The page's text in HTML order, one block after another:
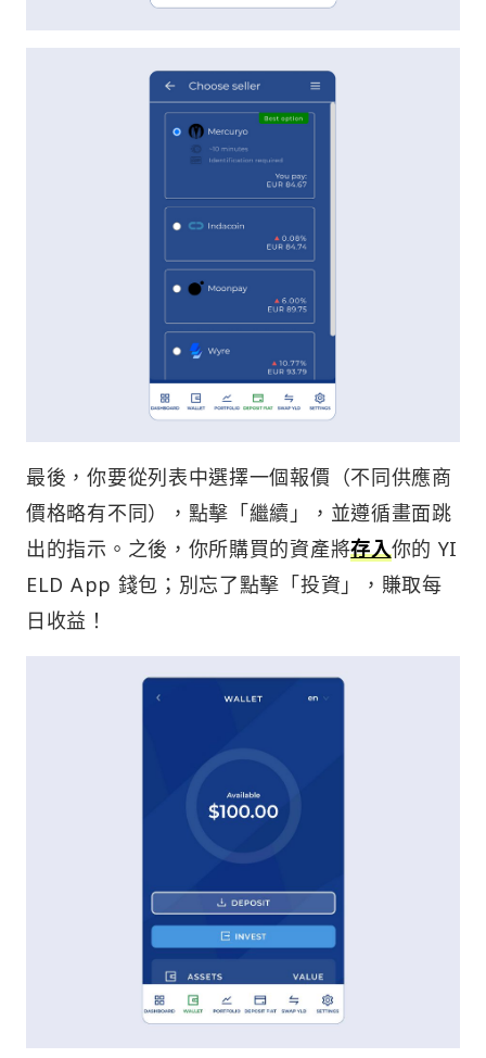
最後，你要從列表中選擇一個報價（不同供應商
價格略有不同），點擊「繼續」，並遵循畫面跳
出的指示。之後，你所購買的資產將存入你的 YI
ELD App 錢包；別忘了點擊「投資」，賺取每
日收益！